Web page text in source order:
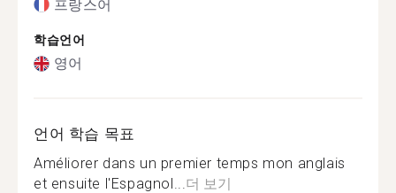
프랑스어
학습언어
영어
언어 학습 목표
Améliorer dans un premier temps mon anglais
et ensuite l'Espagnol...더 보기